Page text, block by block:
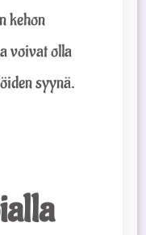
kehon
voivat olla
syynä.